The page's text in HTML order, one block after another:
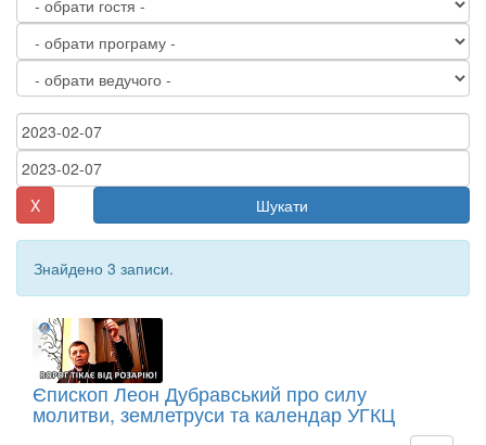
X Шукати
Знайдено 3 записи.
Єпископ Леон Дубравський про силу
молитви, землетруси та календар УГКЦ